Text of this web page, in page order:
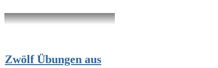
Zwölf Übungen aus